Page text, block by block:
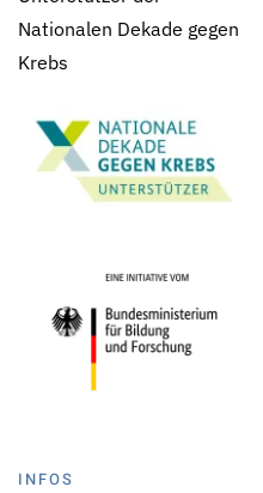
Nationalen Dekade gegen
Krebs
INFOS